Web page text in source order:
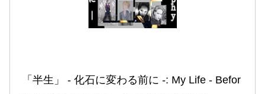
「半生」 ‐ 化石に変わる前に ‐: My Life ‐ Befor